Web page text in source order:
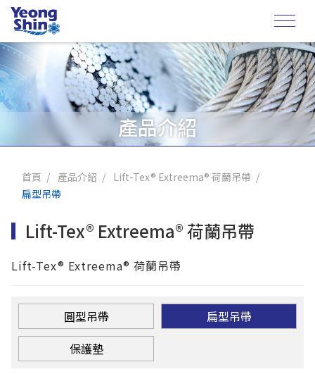
產品介紹
首頁 產品介紹
Lift-Tex® Extreema® 荷蘭吊帶
扁型吊帶
Lift-Tex® Extreema® 荷蘭吊帶
Lift-Tex® Extreema® 荷蘭吊帶
圓型吊帶
扁型吊帶
保護墊